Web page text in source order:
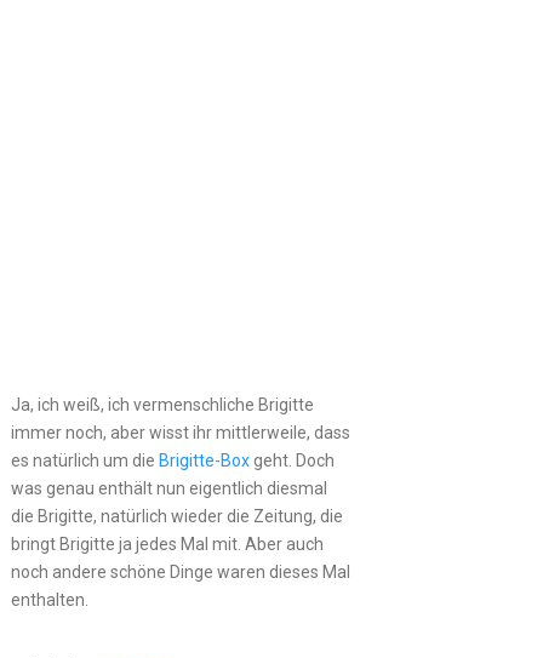
Ja, ich weiß, ich vermenschliche Brigitte
immer noch, aber wisst ihr mittlerweile, dass
es natürlich um die Brigitte-Boxgeht. Doch
was genau enthält nun eigentlich diesmal
die Brigitte, natürlich wieder die Zeitung, die
bringt Brigitte ja jedes Mal mit. Aber auch
noch andere schöne Dinge waren dieses Mal
enthalten.